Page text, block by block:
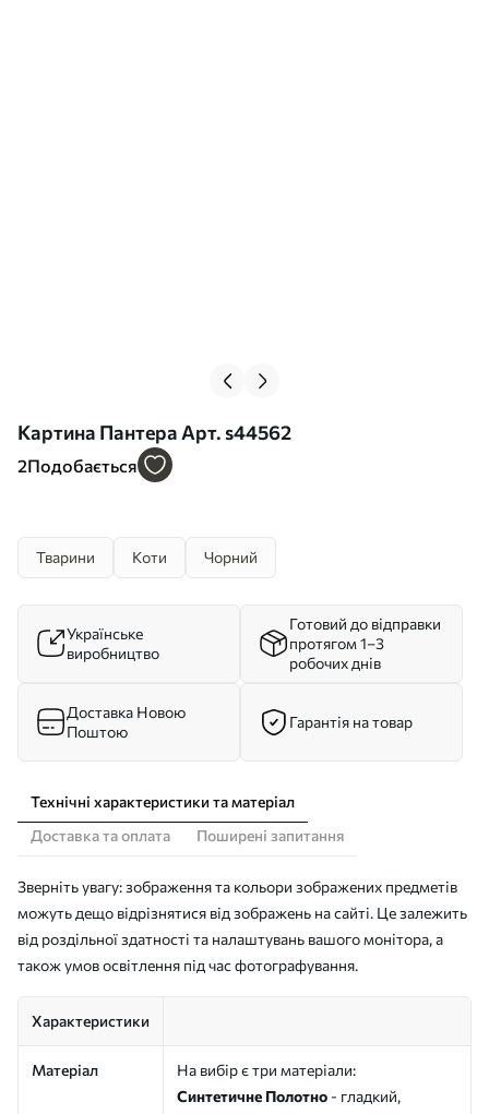
Картина Пантера Арт. s44562
2Подобається
Тварини Коти Чорний
Українське
виробництво
Готовий до відправки
протягом 1–3
робочих днів
Доставка Новою
Поштою
Гарантія на товар
Технічні характеристики та матеріал
Доставка та оплата
Поширені запитання
Зверніть увагу: зображення та кольори зображених предметів
можуть дещо відрізнятися від зображень на сайті. Це залежить
від роздільної здатності та налаштувань вашого монітора, а
також умов освітлення під час фотографування.
Характеристики
Матеріал
На вибір є три матеріали:
Синтетичне Полотно - гладкий,